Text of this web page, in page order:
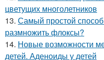
цветущих многолетников
13. Самый простой
размножить флоксы?
14. Новые возможности
детей. Аденоиды у детей